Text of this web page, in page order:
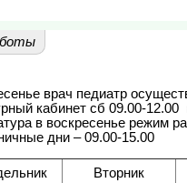
врач педиатр
кабинет сб 09.00-12.00
в воскресенье режим
дни – 09.00-15.00
Вторник